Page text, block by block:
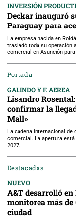
INVERSIÓN
Deckar inauguró
Paraguay para
La empresa nacida en
trasladó toda su operación
comercial en Asunción para
Portada
GALINDO Y F. AEREA
Lisandro
confirmar la
Mall»
La cadena internacional de
comercial. La apertura
2027.
Destacadas
NUEVO
A&T desarrolló en
monitorea más
ciudad